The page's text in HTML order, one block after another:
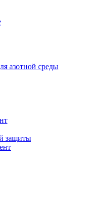
азотной среды
защиты